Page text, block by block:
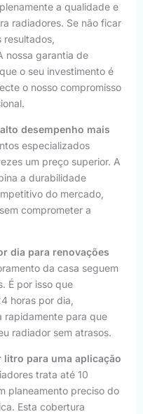
a qualidade e
radiadores. Se não ficar
nossa garantia de
o seu investimento é
o nosso compromisso
desempenho mais
especializados
um preço superior. A
a durabilidade
do mercado,
comprometer a
dia para renovações
da casa seguem
É por isso que
horas por dia,
rapidamente para que
radiador sem atrasos.
litro para uma aplicação
trata até 10
planeamento preciso do
Esta cobertura